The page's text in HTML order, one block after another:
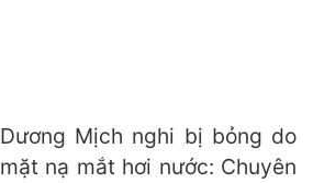
Dương Mịch nghi bị bỏng do
mặt nạ mắt hơi nước: Chuyên